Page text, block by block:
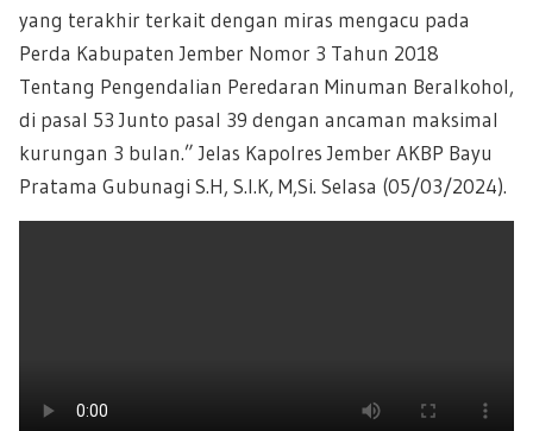
yang terakhir terkait dengan miras mengacu pada
Perda Kabupaten Jember Nomor 3 Tahun 2018
Tentang Pengendalian Peredaran Minuman Beralkohol,
di pasal 53 Junto pasal 39 dengan ancaman maksimal
kurungan 3 bulan.” Jelas Kapolres Jember AKBP Bayu
Pratama Gubunagi S.H, S.I.K, M,Si. Selasa (05/03/2024).